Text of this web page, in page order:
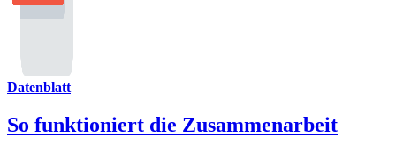
Datenblatt
So funktioniert die Zusammenarbeit